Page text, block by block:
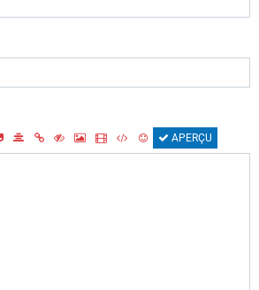
APERÇU